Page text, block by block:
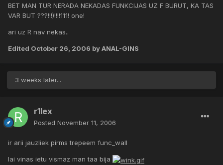
BET MAN TUR NERADA NEKADAS FUNKCIJAS UZ F BURUT, KA TAS
VAR BUT ???!!!)!!!!111! one!
ari uz R nav nekas..
Edited October 26, 2006 by ANAL-GINS
3 weeks later...
r1lex
Posted November 11, 2006
ir arii jauzliek pirms trepeem func_wall
lai vinas ietu vismaz man taa bija